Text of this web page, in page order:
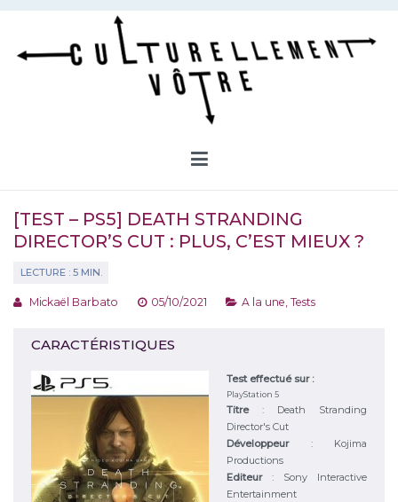
Aller
contenu
[TEST – PS5] DEATH STRANDING
DIRECTOR’S CUT : PLUS, C’EST MIEUX ?
Mickaël Barbato 05/10/2021 A la une ,Tests
CARACTÉRISTIQUES
Test effectué sur :
PlayStation 5
Titre : Death Stranding
Director's Cut
Développeur : Kojima
Productions
Editeur : Sony Interactive
Entertainment